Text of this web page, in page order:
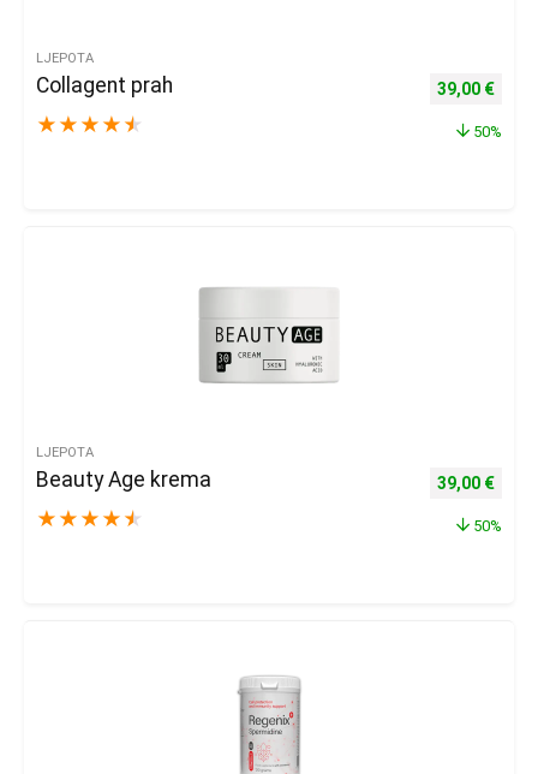
LJEPOTA
Collagent prah
★ ★ ★ ★ ★
Izvorna
39,00 €
50%
LJEPOTA
Beauty Age krema
★ ★ ★ ★ ★
Izvorna
39,00 €
50%